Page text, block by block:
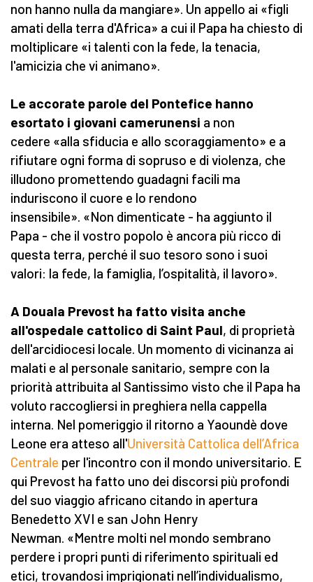
non hanno nulla da mangiare». Un appello ai «figli
amati della terra d'Africa» a cui il Papa ha chiesto di
moltiplicare «i talenti con la fede, la tenacia,
l'amicizia che vi animano».
Le accorate parole del Pontefice hanno
esortato i giovani camerunensi a non
cedere «alla sfiducia e allo scoraggiamento» e a
rifiutare ogni forma di sopruso e di violenza, che
illudono promettendo guadagni facili ma
induriscono il cuore e lo rendono
insensibile». «Non dimenticate - ha aggiunto il
Papa - che il vostro popolo è ancora più ricco di
questa terra, perché il suo tesoro sono i suoi
valori: la fede, la famiglia, l’ospitalità, il lavoro».
A Douala Prevost ha fatto visita anche
all'ospedale cattolico di Saint Paul, di proprietà
dell'arcidiocesi locale. Un momento di vicinanza ai
malati e al personale sanitario, sempre con la
priorità attribuita al Santissimo visto che il Papa ha
voluto raccogliersi in preghiera nella cappella
interna. Nel pomeriggio il ritorno a Yaoundè dove
Leone era atteso all'Università Cattolica dell’Africa
Centrale per l'incontro con il mondo universitario. E
qui Prevost ha fatto uno dei discorsi più profondi
del suo viaggio africano citando in apertura
Benedetto XVI e san John Henry
Newman. «Mentre molti nel mondo sembrano
perdere i propri punti di riferimento spirituali ed
etici, trovandosi imprigionati nell’individualismo,